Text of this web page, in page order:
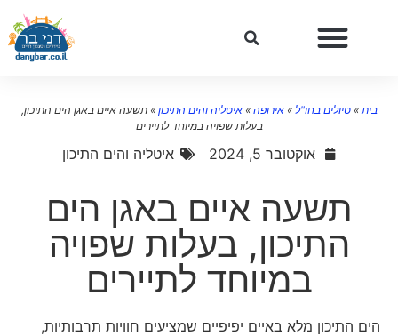
»טיולים בחו"ל»אירופה»איטליה והים התיכון»תשעה איים באגן הים התיכון,
בעלות שפויה במיוחד לתיירים
אוקטובר 5, 2024 איטליה והים התיכון
תשעה איים באגן הים
התיכון, בעלות שפויה
במיוחד לתיירים
הים התיכון מלא באיים יפיפיים שמציעים חוויות תרבותיות,